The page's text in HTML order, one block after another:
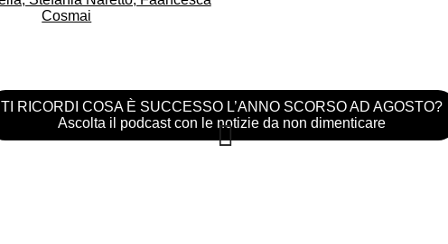
TI RICORDI COSA È SUCCESSO L’ANNO SCORSO AD AGOSTO?
Ascolta il podcast con le notizie da non dimenticare